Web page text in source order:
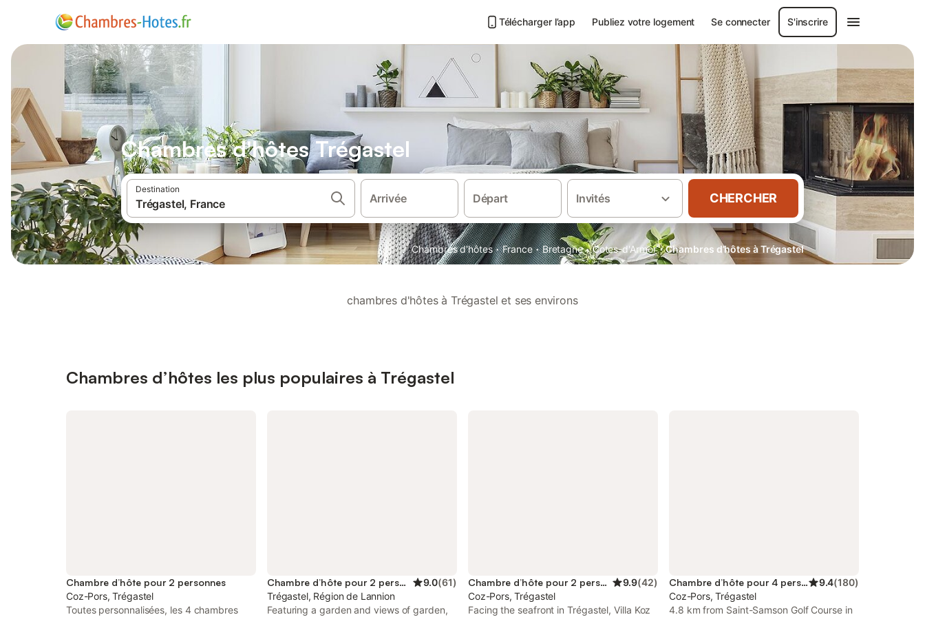
Télécharger l’app Publiez votre logement Se connecter S'inscrire
Chambres d'hôtes Trégastel
Destination
Arrivée Départ Invités CHERCHER
Chambres d'hôtes · France · Bretagne · Cotes-d'Armor · Chambres d’hôtes à Trégastel
chambres d'hôtes à Trégastel et ses environs
Chambres d’hôtes les plus populaires à Trégastel
Chambre d’hôte pour 2 personnes
Coz-Pors, Trégastel
Toutes personnalisées, les 4 chambres
Chambre d’hôte pour 2 personnes 9.0(61)
Trégastel, Région de Lannion
Featuring a garden and views of garden,
Chambre d’hôte pour 2 personnes 9.9(42)
Coz-Pors, Trégastel
Facing the seafront in Trégastel, Villa Koz
Chambre d’hôte pour 4 personnes 9.4(180)
Coz-Pors, Trégastel
4.8 km from Saint-Samson Golf Course in